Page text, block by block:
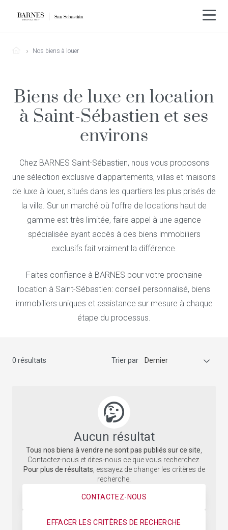
Nos biens à louer
Biens de luxe en location
à Saint-Sébastien et ses
environs
Chez BARNES Saint-Sébastien, nous vous proposons
une sélection exclusive d'appartements, villas et maisons
de luxe à louer, situés dans les quartiers les plus prisés de
la ville. Sur un marché où l'offre de locations haut de
gamme est très limitée, faire appel à une agence
spécialisée ayant accès à des biens immobiliers
exclusifs fait vraiment la différence.
Faites confiance à BARNES pour votre prochaine
location à Saint-Sébastien: conseil personnalisé, biens
immobiliers uniques et assistance sur mesure à chaque
étape du processus.
0 résultats Trier par Dernier
Aucun résultat
Tous nos biens à vendre ne sont pas publiés sur ce site
Contactez-nous et dites-nous ce que vous recherchez.
Pour plus de résultats , essayez de changer les critères de
recherche.
CONTACTEZ-NOUS
EFFACER LES CRITÈRES DE RECHERCHE